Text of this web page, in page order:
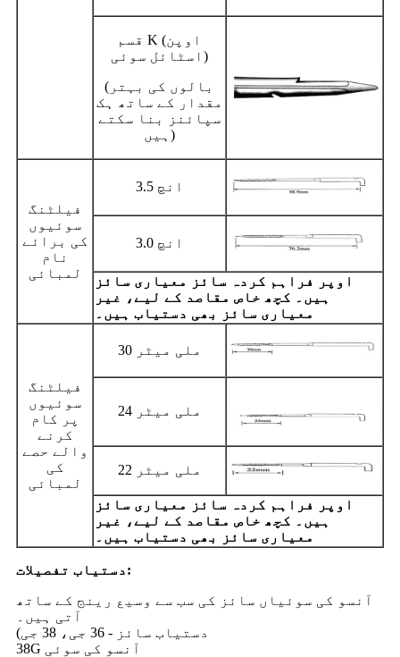
قسم K (اوپن
اسٹائل سوئی)
(بالوں کی بہتر
مقدار کے ساتھ ہک
سپائنز بنا سکتے
ہیں)
فیلٹنگ
سوئیوں
کی برائے
نام
لمبائی
3.5 انچ
3.0 انچ
اوپر فراہم کردہ سائز معیاری سائز
ہیں۔ کچھ خاص مقاصد کے لیے، غیر
معیاری سائز بھی دستیاب ہیں۔
فیلٹنگ
سوئیوں
پر کام
کرنے
والے حصے
کی
لمبائی
30 ملی میٹر
24 ملی میٹر
22 ملی میٹر
اوپر فراہم کردہ سائز معیاری سائز
ہیں۔ کچھ خاص مقاصد کے لیے، غیر
معیاری سائز بھی دستیاب ہیں۔
دستیاب تفصیلات:
آنسو کی سوئیاں سائز کی سب سے وسیع رینج کے ساتھ
آتی ہیں۔
(دستیاب سائز - 36 جی، 38 جی
38G آنسو کی سوئی